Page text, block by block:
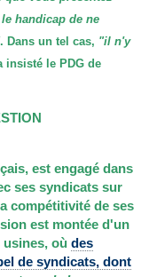
handicap de ne
. Dans un tel cas, "il n'y
insisté le PDG de
est engagé dans
ses syndicats sur
compétitivité de ses
est montée d'un
où des
de syndicats, dont